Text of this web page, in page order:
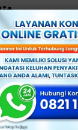
ketat,
tidak cocok,